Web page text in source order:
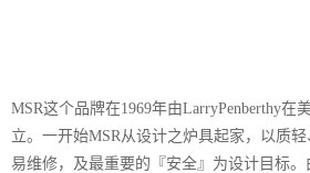
MSR这个品牌在1969年由LarryPenberthy在
立。一开始MSR从设计之炉具起家，以质
易维修，及最重要的『安全』为设计目标